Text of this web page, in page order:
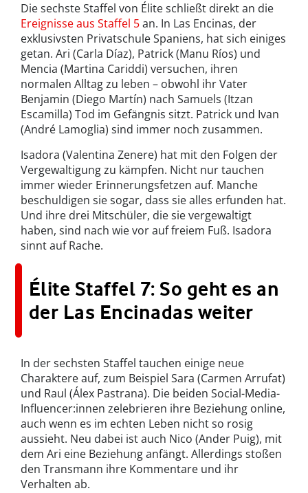
Die sechste Staffel von Élite schließt direkt an die
Ereignisse aus Staffel 5an. In Las Encinas, der
exklusivsten Privatschule Spaniens, hat sich einiges
getan. Ari (Carla Díaz), Patrick (Manu Ríos) und
Mencia (Martina Cariddi) versuchen, ihren
normalen Alltag zu leben – obwohl ihr Vater
Benjamin (Diego Martín) nach Samuels (Itzan
Escamilla) Tod im Gefängnis sitzt. Patrick und Ivan
(André Lamoglia) sind immer noch zusammen.
Isadora (Valentina Zenere) hat mit den Folgen der
Vergewaltigung zu kämpfen. Nicht nur tauchen
immer wieder Erinnerungsfetzen auf. Manche
beschuldigen sie sogar, dass sie alles erfunden hat.
Und ihre drei Mitschüler, die sie vergewaltigt
haben, sind nach wie vor auf freiem Fuß. Isadora
sinnt auf Rache.
Élite Staffel 7: So geht es an
der Las Encinadas weiter
In der sechsten Staffel tauchen einige neue
Charaktere auf, zum Beispiel Sara (Carmen Arrufat)
und Raul (Álex Pastrana). Die beiden Social-Media-
Influencer:innen zelebrieren ihre Beziehung online,
auch wenn es im echten Leben nicht so rosig
aussieht. Neu dabei ist auch Nico (Ander Puig), mit
dem Ari eine Beziehung anfängt. Allerdings stoßen
den Transmann ihre Kommentare und ihr
Verhalten ab.